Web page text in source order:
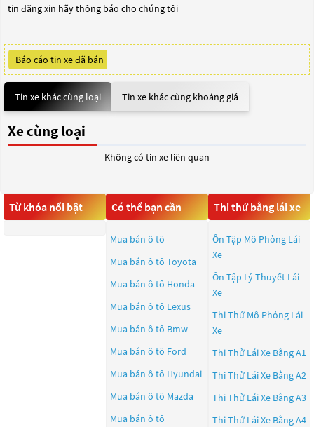
tin đăng xin hãy thông báo cho chúng tôi
Báo cáo tin xe đã bán
Tin xe khác cùng loại Tin xe khác cùng khoảng giá
Xe cùng loại
Không có tin xe liên quan
Từ khóa nổi bật Có thể bạn cần
Mua bán ô tô
Mua bán ô tô Toyota
Mua bán ô tô Honda
Mua bán ô tô Lexus
Mua bán ô tô Bmw
Mua bán ô tô Ford
Mua bán ô tô Hyundai
Mua bán ô tô Mazda
Mua bán ô tô
Thi thử bằng lái xe
Ôn Tập Mô Phỏng Lái
Xe
Ôn Tập Lý Thuyết Lái
Xe
Thi Thử Mô Phỏng Lái
Xe
Thi Thử Lái Xe Bằng A1
Thi Thử Lái Xe Bằng A2
Thi Thử Lái Xe Bằng A3
Thi Thử Lái Xe Bằng A4